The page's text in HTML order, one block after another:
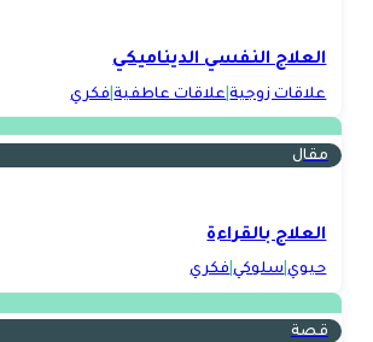
العلاج النفسي الديناميكي
علاقات زوجية| علاقات عاطفية| فكري
مقال
العلاج بالقراءة
حيوي|سلوكي|فكري
قصة